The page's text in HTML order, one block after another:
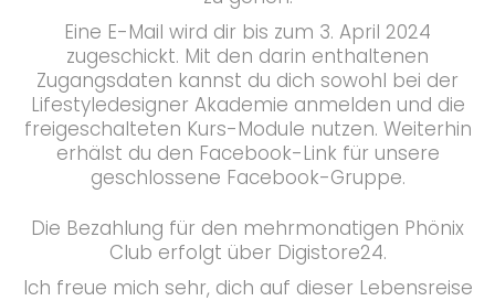
Eine E-Mail wird dir bis zum 3. April 2024
zugeschickt. Mit den darin enthaltenen
Zugangsdaten kannst du dich sowohl bei der
Lifestyledesigner Akademie anmelden und die
freigeschalteten Kurs-Module nutzen. Weiterhin
erhälst du den Facebook-Link für unsere
geschlossene Facebook-Gruppe.
Die Bezahlung für den mehrmonatigen Phönix
Club erfolgt über Digistore24.
Ich freue mich sehr, dich auf dieser Lebensreise